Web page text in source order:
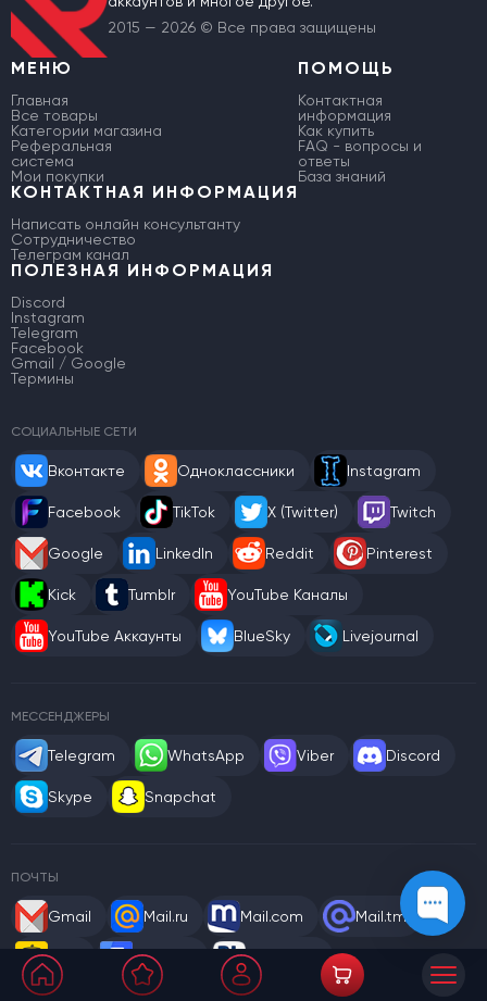
2015 — 2026 © Все права защищены
МЕНЮ
Главная
Все товары
Категории магазина
Реферальная
система
Мои покупки
ПОМОЩЬ
Контактная
информация
Как купить
FAQ - вопросы и
ответы
База знаний
КОНТАКТНАЯ ИНФОРМАЦИЯ
Написать онлайн консультанту
Сотрудничество
Телеграм канал
ПОЛЕЗНАЯ ИНФОРМАЦИЯ
Discord
Instagram
Telegram
Facebook
Gmail / Google
Термины
СОЦИАЛЬНЫЕ СЕТИ
Вконтакте Одноклассники Instagram
Facebook TikTok X (Twitter) Twitch
Google LinkedIn Reddit Pinterest
Kick Tumblr YouTube Каналы
YouTube Аккаунты BlueSky Livejournal
МЕССЕНДЖЕРЫ
Telegram WhatsApp Viber Discord
Skype Snapchat
ПОЧТЫ
Gmail Mail.ru Mail.com Mail.tm
WEB Rambler Gazeta.pl